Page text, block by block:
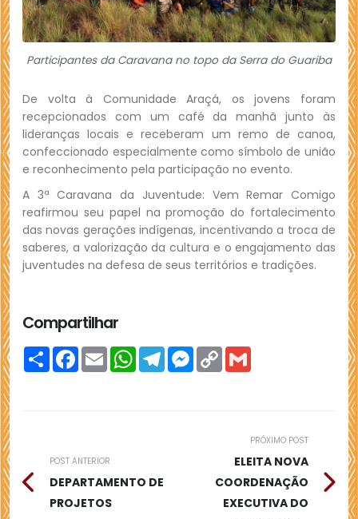
Participantes da Caravana no topo da Serra do Guariba
De volta à Comunidade Araçá, os jovens foram
recepcionados com um café da manhã junto às
lideranças locais e receberam um remo de canoa,
confeccionado especialmente como símbolo de união
e reconhecimento pela participação no evento.
A 3ª Caravana da Juventude: Vem Remar Comigo
reafirmou seu papel na promoção do fortalecimento
das novas gerações indígenas, incentivando a troca de
saberes, a valorização da cultura e o engajamento das
juventudes na defesa de seus territórios e tradições.
Compartilhar
Compartilhar
Facebook
Email WhatsAppTelegramMessenger
Copy
Link
POST ANTERIOR
DEPARTAMENTO DE
PROJETOS
PRÓXIMO POST
ELEITA NOVA
COORDENAÇÃO
EXECUTIVA DO